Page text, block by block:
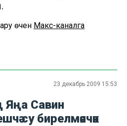
өчен Макс-каналга
23 декабрь 2009 15:53
Яңа Савин
су бирелмәячәк